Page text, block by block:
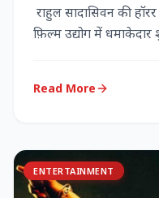
राहुल सादासिवन की
फ़िल्म उद्योग में
Read More
ENTERTAINMENT